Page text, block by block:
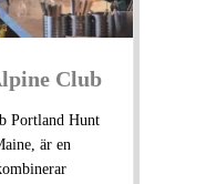
Club
Portland Hunt
är en